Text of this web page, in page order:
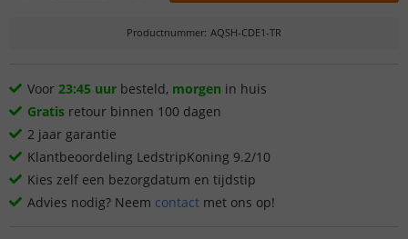
Productnummer: AQSH-CDE1-TR
Voor 23:45 uur besteld, morgen in huis
Gratis retour binnen 100 dagen
2 jaar garantie
Klantbeoordeling LedstripKoning 9.2/10
Kies zelf een bezorgdatum en tijdstip
Advies nodig? Neem contact met ons op!